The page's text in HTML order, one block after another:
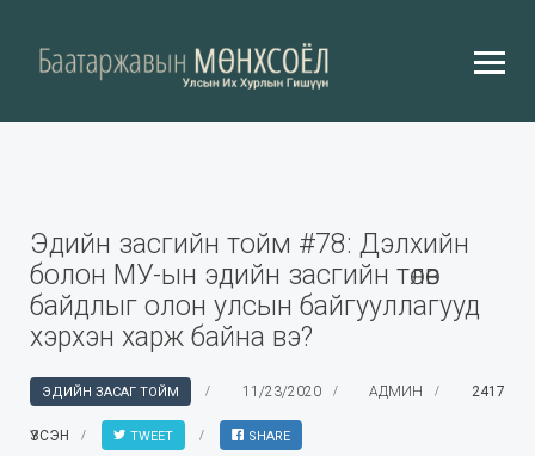
Эдийн засгийн тойм #78: Дэлхийн
болон МУ-ын эдийн засгийн төлөв
байдлыг олон улсын байгууллагууд
хэрхэн харж байна вэ?
ЭДИЙН ЗАСАГ ТОЙМ 11/23/2020 АДМИН 2417
ҮЗСЭН TWEET SHARE